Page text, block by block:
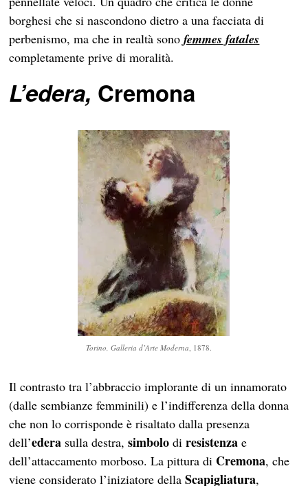
borghesi che si nascondono dietro a una facciata di
perbenismo, ma che in realtà sonofemmes fatales
completamente prive di moralità.
L’edera, Cremona
Torino, Galleria d’Arte Moderna, 1878.
Il contrasto tra l’abbraccio implorante di un innamorato
(dalle sembianze femminili) e l’indifferenza della donna
che non lo corrisponde è risaltato dalla presenza
dell’edera sulla destra,simbolo diresistenza e
dell’attaccamento morboso. La pittura di Cremona, che
viene considerato l’iniziatore dellaScapigliatura,